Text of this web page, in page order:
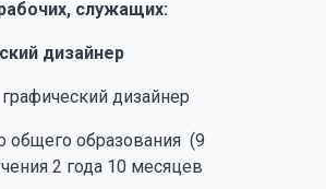
служащих:
дизайнер
дизайнер
общего образования (9
2 года 10 месяцев